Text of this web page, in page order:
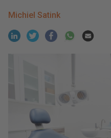
Michiel Satink